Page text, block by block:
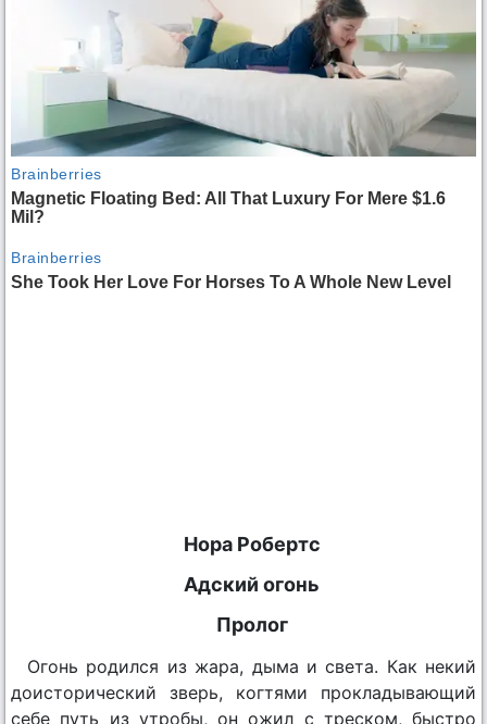
Нора Робертс
Адский огонь
Пролог
Огонь родился из жара, дыма и света. Как некий
доисторический зверь, когтями прокладывающий
себе путь из утробы, он ожил с треском, быстро